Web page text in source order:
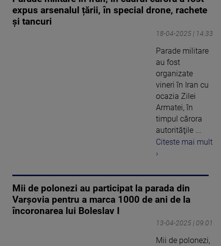
expus arsenalul țării, în special drone, rachete
și tancuri
18-04-2025 | 14:33
Parade militare
au fost
organizate
vineri în Iran cu
ocazia Zilei
Armatei, în
timpul cărora
autorităţile ...
Citeste mai mult
›
Mii de polonezi au participat la parada din
Varșovia pentru a marca 1000 de ani de la
încoronarea lui Boleslav I
13-04-2025 | 09:01
Mii de polonezi,